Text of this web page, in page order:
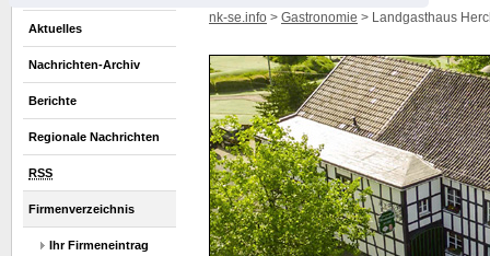
Aktuelles
Nachrichten-Archiv
Berichte
Regionale Nachrichten
RSS
Firmenverzeichnis
Ihr Firmeneintrag
nk-se.info > Gastronomie > Landgasthaus